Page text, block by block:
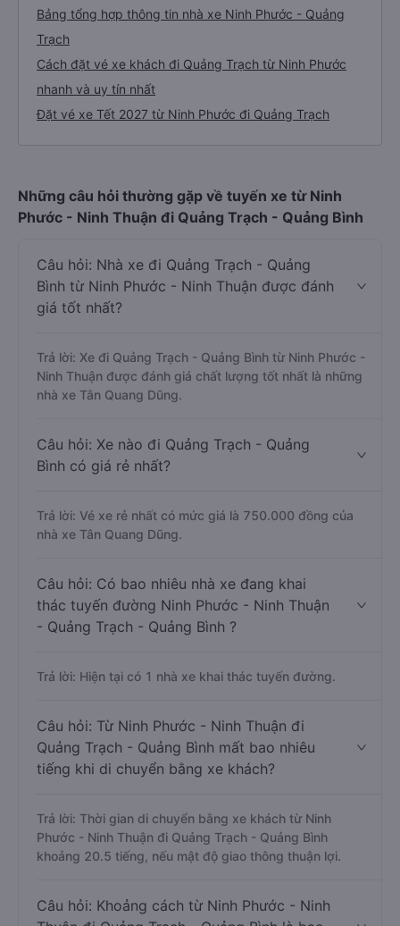
Bảng tổng hợp thông tin nhà xe Ninh Phước - Quảng
Trạch
Cách đặt vé xe khách đi Quảng Trạch từ Ninh Phước
nhanh và uy tín nhất
Đặt vé xe Tết 2027 từ Ninh Phước đi Quảng Trạch
Những câu hỏi thường gặp về tuyến xe từ Ninh
Phước - Ninh Thuận đi Quảng Trạch - Quảng Bình
Câu hỏi: Nhà xe đi Quảng Trạch - Quảng
Bình từ Ninh Phước - Ninh Thuận được đánh
giá tốt nhất?
Trả lời: Xe đi Quảng Trạch - Quảng Bình từ Ninh Phước -
Ninh Thuận được đánh giá chất lượng tốt nhất là những
nhà xe Tân Quang Dũng.
Câu hỏi: Xe nào đi Quảng Trạch - Quảng
Bình có giá rẻ nhất?
Trả lời: Vé xe rẻ nhất có mức giá là 750.000 đồng của
nhà xe Tân Quang Dũng.
Câu hỏi: Có bao nhiêu nhà xe đang khai
thác tuyến đường Ninh Phước - Ninh Thuận
- Quảng Trạch - Quảng Bình ?
Trả lời: Hiện tại có 1 nhà xe khai thác tuyến đường.
Câu hỏi: Từ Ninh Phước - Ninh Thuận đi
Quảng Trạch - Quảng Bình mất bao nhiêu
tiếng khi di chuyển bằng xe khách?
Trả lời: Thời gian di chuyển bằng xe khách từ Ninh
Phước - Ninh Thuận đi Quảng Trạch - Quảng Bình
khoảng 20.5 tiếng, nếu mật độ giao thông thuận lợi.
Câu hỏi: Khoảng cách từ Ninh Phước - Ninh